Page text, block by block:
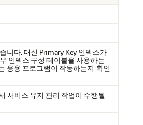
니다. 대신 Primary Key 인덱스가
인덱스 구성 테이블을 사용하는
응용 프로그램이 작동하는지 확인
서비스 유지 관리 작업이 수행될